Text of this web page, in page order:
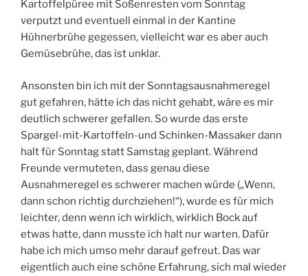
Kartoffelpüree mit Soßenresten vom Sonntag
verputzt und eventuell einmal in der Kantine
Hühnerbrühe gegessen, vielleicht war es aber auch
Gemüsebrühe, das ist unklar.
Ansonsten bin ich mit der Sonntagsausnahmeregel
gut gefahren, hätte ich das nicht gehabt, wäre es mir
deutlich schwerer gefallen. So wurde das erste
Spargel-mit-Kartoffeln-und Schinken-Massaker dann
halt für Sonntag statt Samstag geplant. Während
Freunde vermuteten, dass genau diese
Ausnahmeregel es schwerer machen würde („Wenn,
dann schon richtig durchziehen!“), wurde es für mich
leichter, denn wenn ich wirklich, wirklich Bock auf
etwas hatte, dann musste ich halt nur warten. Dafür
habe ich mich umso mehr darauf gefreut. Das war
eigentlich auch eine schöne Erfahrung, sich mal wieder